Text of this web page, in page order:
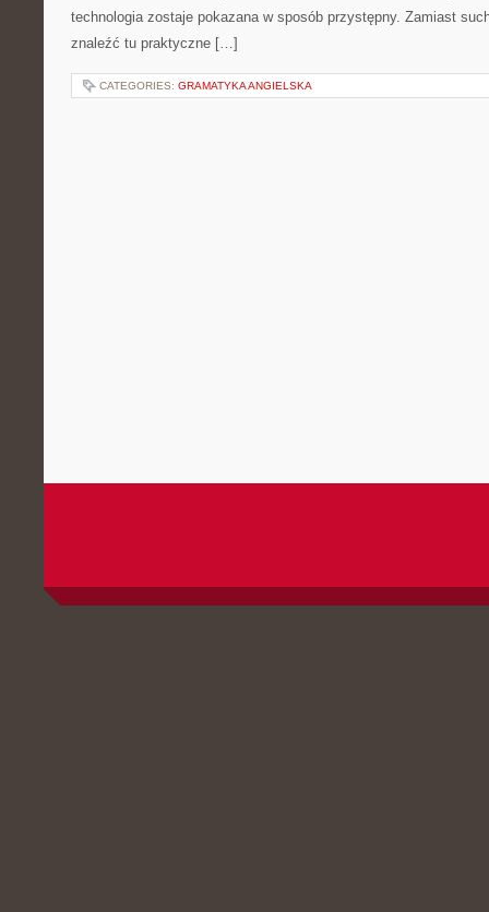
technologia zostaje pokazana w sposób przystępny. Zamiast
znaleźć tu praktyczne […]
CATEGORIES: GRAMATYKA ANGIELSKA